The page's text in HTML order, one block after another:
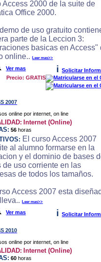
Access 2000 de la suite de
Office 2000.
de uso gratuito
parte de la Leccion 3:
basicas en Access"
online..Leer mas>>
Ver mas i
Solicitar
Precio: GRATIS
2007
Internet (Online)
56 horas
El curso Access 2007
al alumno formarse en la
y el dominio de bases
de uso corriente en las
de todos los tamaños.
Access 2007 esta
Leer mas>>
Ver mas i Solicitar
2010
Internet (Online)
60 horas